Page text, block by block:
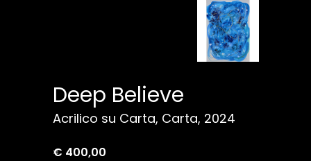
Deep Believe
Acrilico su Carta, Carta, 2024
€ 400,00